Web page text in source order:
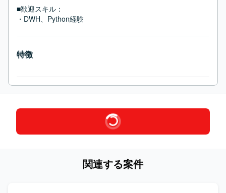
■歓迎スキル：
・DWH、Python経験
特徴
関連する案件